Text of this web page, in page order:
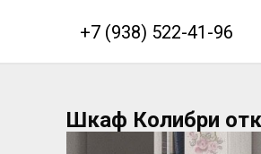
+7 (938) 522-41-96
Шкаф Колибри